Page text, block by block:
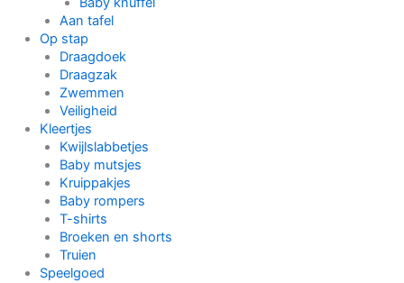
Aan tafel
Op stap
Draagdoek
Draagzak
Zwemmen
Veiligheid
Kleertjes
Kwijlslabbetjes
Baby mutsjes
Kruippakjes
Baby rompers
T-shirts
Broeken en shorts
Truien
Speelgoed